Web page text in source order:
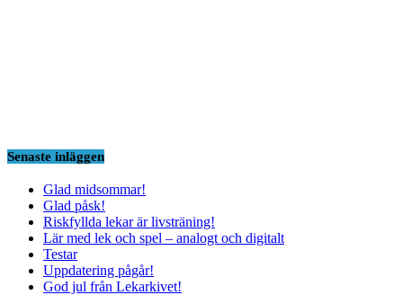
Senaste inläggen
Glad midsommar!
Glad påsk!
Riskfyllda lekar är livsträning!
Lär med lek och spel – analogt och digitalt
Testar
Uppdatering pågår!
God jul från Lekarkivet!